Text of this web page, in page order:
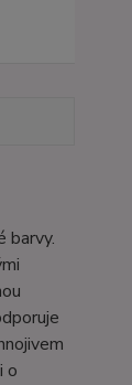
barvy.
o